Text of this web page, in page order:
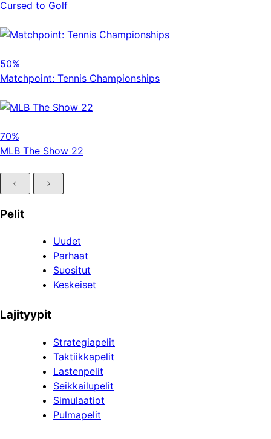
Cursed to Golf
50%
Matchpoint: Tennis Championships
70%
MLB The Show 22
Pelit
Uudet
Parhaat
Suositut
Keskeiset
Lajityypit
Strategiapelit
Taktiikkapelit
Lastenpelit
Seikkailupelit
Simulaatiot
Pulmapelit